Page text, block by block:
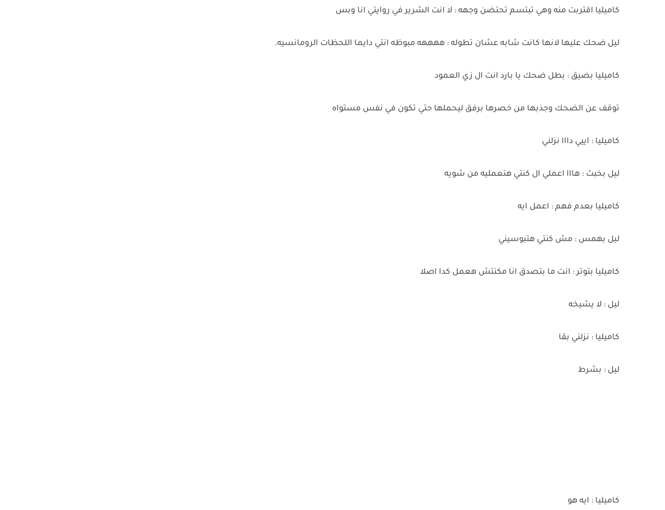
كاميليا اقتربت منه وهي تبتسم تحتضن وجهه : لا انت الشرير في روايتي انا وبس
ليل ضحك عليها لانها كانت شابه عشان تطوله : ههههه مبوظه انتي دايما اللحظات الرومانسيه.
كاميليا بضيق : بطل ضحك يا بارد انت ال زي العمود
توقف عن الضحك وجذبها من خصرها برفق ليحملها حتي تكون في نفس مستواه
كاميليا : اييي دااا نزلني
ليل بخبث : هااا اعملي ال كنتي هتعمليه من شويه
كاميليا بعدم فهم : اعمل ايه
ليل بهمس : مش كنتي هتبوسيني
كاميليا بتوتر : انت ما بتصدق انا مكنتش هعمل كدا اصلا
ليل : لا يشيخه
كاميليا : نزلني بقا
ليل : بشرط
كاميليا : ايه هو